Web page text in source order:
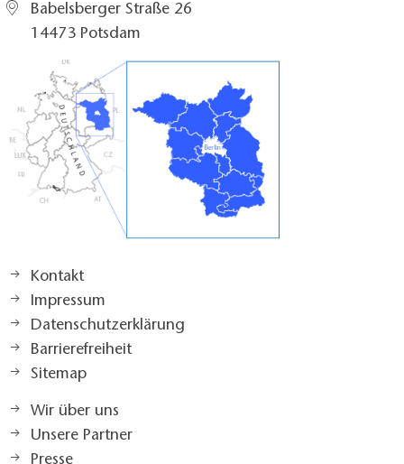
Babelsberger Straße 26
14473 Potsdam
Kontakt
Impressum
Datenschutzerklärung
Barrierefreiheit
Sitemap
Wir über uns
Unsere Partner
Presse